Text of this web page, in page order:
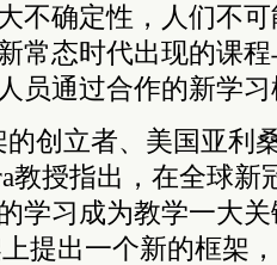
不确定性，人们不
常态时代出现的课
员通过合作的新学
的创立者、美国亚利
教授指出，在全球新
学习成为教学一大关
提出一个新的框架